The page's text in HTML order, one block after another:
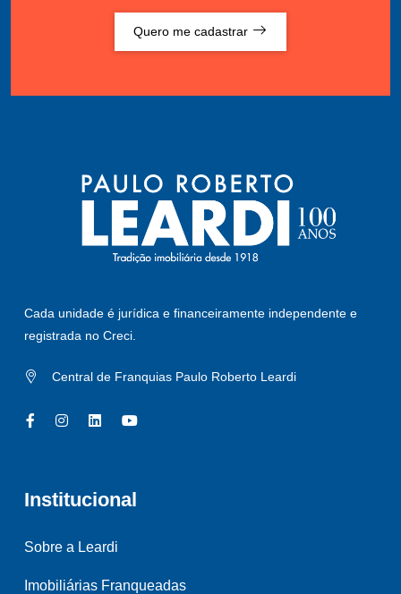
Quero me cadastrar
Cada unidade é jurídica e financeiramente independente e
registrada no Creci.
Central de Franquias Paulo Roberto Leardi
Institucional
Sobre a Leardi
Imobiliárias Franqueadas